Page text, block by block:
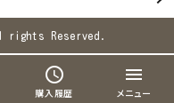
schedule
購入履歴
menu
メニュー
rights Reserved.